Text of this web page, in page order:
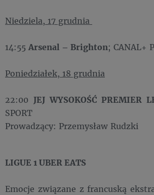
Niedziela, 17 grudnia
14:55 Arsenal – Brighton; CANAL+
Poniedziałek, 18 grudnia
22:00 JEJ WYSOKOŚĆ PREMIER
SPORT
Prowadzący: Przemysław Rudzki
LIGUE 1 UBER EATS
Emocje związane z francuską